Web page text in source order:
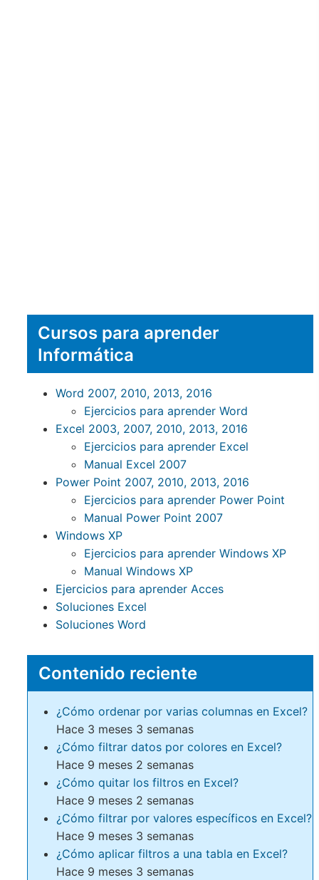
Cursos para aprender
Informática
Word 2007, 2010, 2013, 2016
Ejercicios para aprender Word
Excel 2003, 2007, 2010, 2013, 2016
Ejercicios para aprender Excel
Manual Excel 2007
Power Point 2007, 2010, 2013, 2016
Ejercicios para aprender Power Point
Manual Power Point 2007
Windows XP
Ejercicios para aprender Windows XP
Manual Windows XP
Ejercicios para aprender Acces
Soluciones Excel
Soluciones Word
Contenido reciente
¿Cómo ordenar por varias columnas en Excel?
Hace 3 meses 3 semanas
¿Cómo filtrar datos por colores en Excel?
Hace 9 meses 2 semanas
¿Cómo quitar los filtros en Excel?
Hace 9 meses 2 semanas
¿Cómo filtrar por valores específicos en Excel?
Hace 9 meses 3 semanas
¿Cómo aplicar filtros a una tabla en Excel?
Hace 9 meses 3 semanas